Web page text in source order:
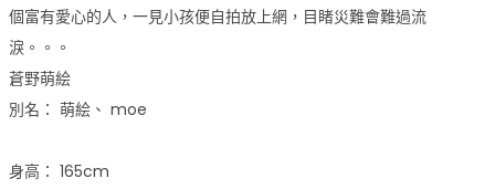
個富有愛心的人，一見小孩便自拍放上網，目睹災難會難過流
淚。。。
蒼野萌絵
別名： 萌絵、 moe
身高： 165cm